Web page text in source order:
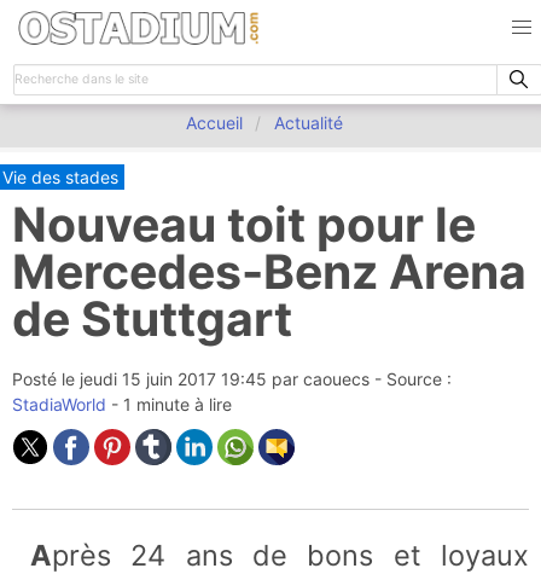
Accueil Actualité
Vie des stades
Nouveau toit pour le
Mercedes-Benz Arena
de Stuttgart
Posté le jeudi 15 juin 2017 19:45 par caouecs - Source :
StadiaWorld - 1 minute à lire
Après 24 ans de bons et loyaux